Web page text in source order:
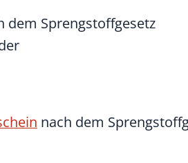
dem Sprengstoffgesetz
nach dem